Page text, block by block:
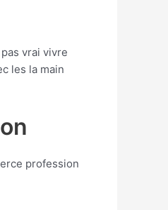
vrai vivre
les la main
profession